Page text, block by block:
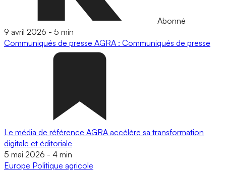
Abonné
9 avril 2026 - 5 min
Communiqués de presse AGRA : Communiqués de presse
Le média de référence AGRA accélère sa transformation
digitale et éditoriale
5 mai 2026 - 4 min
Europe Politique agricole